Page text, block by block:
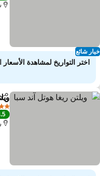
شائع
اختر التواريخ لمشاهدة الأسعار
8.5